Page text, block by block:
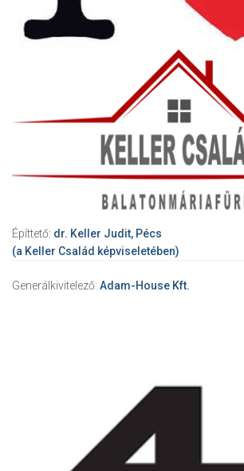
Építtető: dr. Keller Judit, Pécs
(a Keller Család képviseletében)
Generálkivitelező: Adam-House Kft.